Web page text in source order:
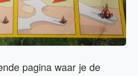
pagina waar je de